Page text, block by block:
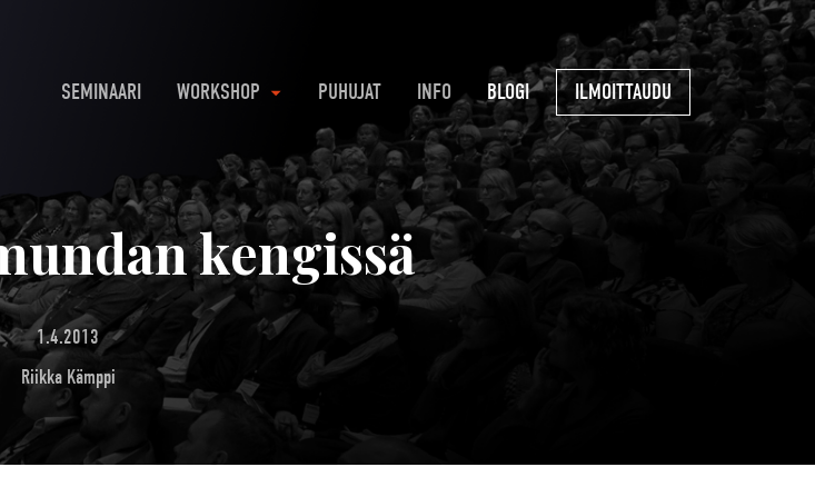
SEMINAARI WORKSHOP PUHUJAT INFO BLOGI ILMOITTAUDU
kengissä
1.4.2013
Riikka Kämppi